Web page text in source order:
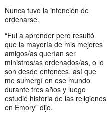
Nunca tuvo la intención de
ordenarse.
“Fui a aprender pero resultó
que la mayoría de mis mejores
amigos/as querían ser
ministros/as ordenados/as, o lo
son desde entonces, así que
me sumergí en ese mundo
durante tres años y luego
estudié historia de las religiones
en Emory” dijo.